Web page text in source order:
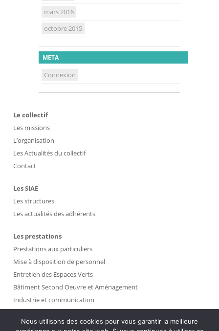
mars 2016
octobre 2015
META
Connexion
Le collectif
Les missions
L’organisation
Les Actualités du collectif
Contact
Les SIAE
Les structures
Les actualités des adhérents
Les prestations
Prestations aux particuliers
Mise à disposition de personnel
Entretien des Espaces Verts
Bâtiment Second Oeuvre et Aménagement
Industrie et communication
Nous utilisons des cookies pour vous garantir la meilleure